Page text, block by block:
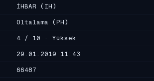
İHBAR (IH)
Oltalama (PH)
4 / 10 · Yüksek
29.01.2019 11:43
66487